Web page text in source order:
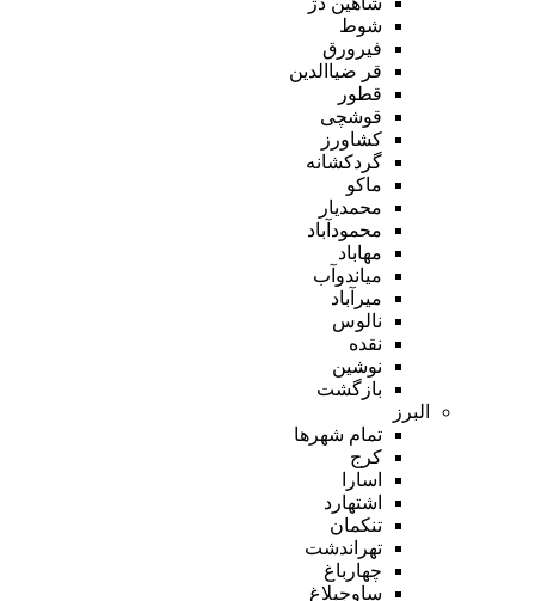
شوط
فیرورق
قر ضیاالدین
قطور
قوشچی
کشاورز
گردکشانه
ماکو
محمدیار
محمودآباد
مهاباد
میاندوآب
میرآباد
نالوس
نقده
نوشین
بازگشت
البرز
تمام شهر‌ها
کرج
اسارا
اشتهارد
تنکمان
تهراندشت
چهارباغ
ساوجبلاغ